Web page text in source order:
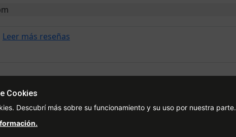
Leer más reseñas
Condiciones de pago
Facebook
Cookies
Descubrí más sobre su funcionamiento y su uso por nuestra parte.